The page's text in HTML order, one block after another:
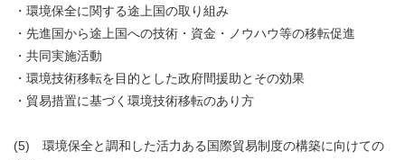
・環境保全に関する途上国の取り組み
・先進国から途上国への技術・資金・ノウハウ等の移転促進
・共同実施活動
・環境技術移転を目的とした政府間援助とその効果
・貿易措置に基づく環境技術移転のあり方
(5) 環境保全と調和した活力ある国際貿易制度の構築に向けての